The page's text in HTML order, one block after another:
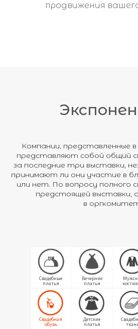
продвижения
Компании, представленные
представляют собой общий
за последние три выставки,
принимают ли они участие в
или нет. По вопросу полного
предстоящей выставки,
в
СВАДЕБНЫЕ ТКАНИ
Свадебные
платья
Вечерние
платья
Свадебная
обувь
A B C D E F
Детские
платья